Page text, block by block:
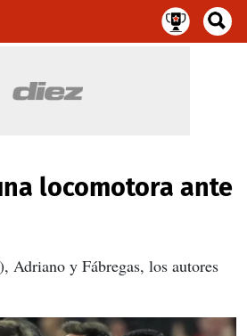
locomotora ante
Adriano y Fábregas, los autores